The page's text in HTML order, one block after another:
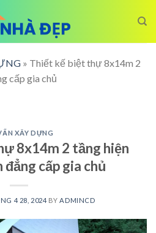
» Thiết kế biệt thự 8x14m 2
cấp gia chủ
XÂY DỰNG
8x14m 2 tầng hiện
đẳng cấp gia chủ
4 28, 2024 BYADMINCD